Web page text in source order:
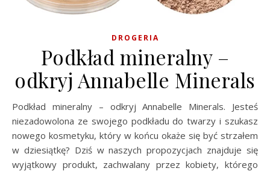
DROGERIA
Podkład mineralny –
odkryj Annabelle Minerals
Podkład mineralny – odkryj Annabelle Minerals. Jesteś
niezadowolona ze swojego podkładu do twarzy i szukasz
nowego kosmetyku, który w końcu okaże się być strzałem
w dziesiątkę? Dziś w naszych propozycjach znajduje się
wyjątkowy produkt, zachwalany przez kobiety, którego